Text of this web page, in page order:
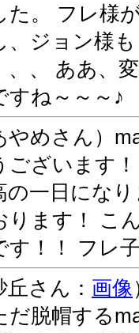
た。 フレ様
、ジョン様
、、 ああ、
すね～～～♪
やめさん）
ございます
の一日にな
ります！ こ
す！！ フレ
丘さん： 画像
だ脱帽する